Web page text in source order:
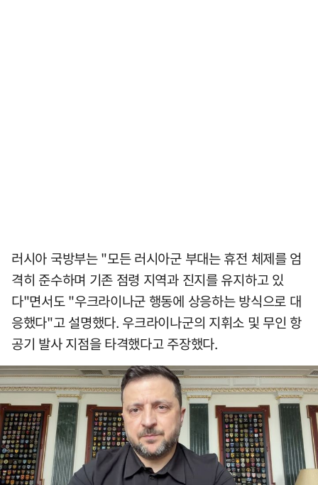
러시아 국방부는 "모든 러시아군 부대는 휴전 체제를 엄
격히 준수하며 기존 점령 지역과 진지를 유지하고 있
다"면서도 "우크라이나군 행동에 상응하는 방식으로 대
응했다"고 설명했다. 우크라이나군의 지휘소 및 무인 항
공기 발사 지점을 타격했다고 주장했다.